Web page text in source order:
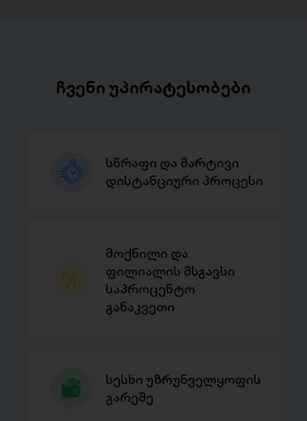
ჩვენი უპირატესობები
სწრაფი და მარტივი
დისტანციური პროცესი
მოქნილი და
ფილიალის მსგავსი
საპროცენტო
განაკვეთი
სესხი უზრუნველყოფის
გარეშე